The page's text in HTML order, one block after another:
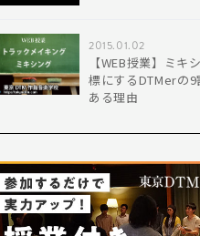
2015.01.02
【WEB授業】ミキ
標にするDTMerの9
ある理由